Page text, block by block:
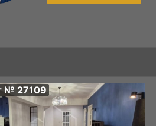
№ 27109